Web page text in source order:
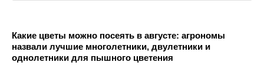
Какие цветы можно посеять в августе: агрономы
назвали лучшие многолетники, двулетники и
однолетники для пышного цветения